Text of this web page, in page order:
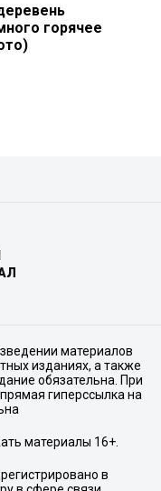
горячее
материалов
изданиях, а также
обязательна. При
гиперссылка на
материалы 16+.
в